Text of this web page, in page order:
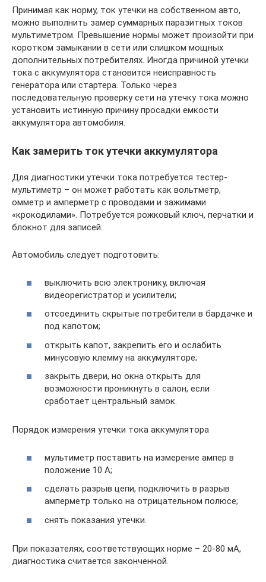
Принимая как норму, ток утечки на собственном авто,
можно выполнить замер суммарных паразитных токов
мультиметром. Превышение нормы может произойти при
коротком замыкании в сети или слишком мощных
дополнительных потребителях. Иногда причиной утечки
тока с аккумулятора становится неисправность
генератора или стартера. Только через
последовательную проверку сети на утечку тока можно
установить истинную причину просадки емкости
аккумулятора автомобиля.
Как замерить ток утечки аккумулятора
Для диагностики утечки тока потребуется тестер-
мультиметр – он может работать как вольтметр,
омметр и амперметр с проводами и зажимами
«крокодилами». Потребуется рожковый ключ, перчатки и
блокнот для записей.
Автомобиль следует подготовить:
выключить всю электронику, включая
видеорегистратор и усилители;
отсоединить скрытые потребители в бардачке и
под капотом;
открыть капот, закрепить его и ослабить
минусовую клемму на аккумуляторе;
закрыть двери, но окна открыть для
возможности проникнуть в салон, если
сработает центральный замок.
Порядок измерения утечки тока аккумулятора
мультиметр поставить на измерение ампер в
положение 10 А;
сделать разрыв цепи, подключить в разрыв
амперметр только на отрицательном полюсе;
снять показания утечки.
При показателях, соответствующих норме – 20-80 мА,
диагностика считается законченной.